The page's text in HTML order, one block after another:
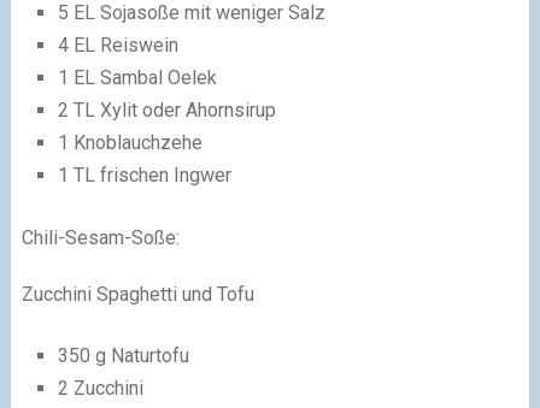
5 EL Sojasoße mit weniger Salz
4 EL Reiswein
1 EL Sambal Oelek
2 TL Xylit oder Ahornsirup
1 Knoblauchzehe
1 TL frischen Ingwer
Chili-Sesam-Soße:
Zucchini Spaghetti und Tofu
350 g Naturtofu
2 Zucchini